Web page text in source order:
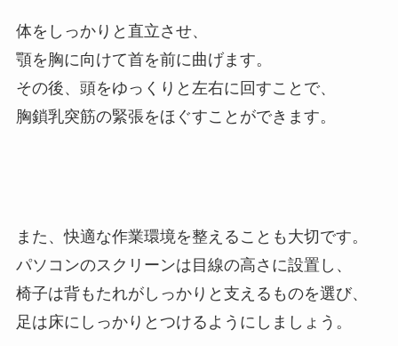
体をしっかりと直立させ、
顎を胸に向けて首を前に曲げます。
その後、頭をゆっくりと左右に回すことで、
胸鎖乳突筋の緊張をほぐすことができます。
また、快適な作業環境を整えることも大切です。
パソコンのスクリーンは目線の高さに設置し、
椅子は背もたれがしっかりと支えるものを選び、
足は床にしっかりとつけるようにしましょう。